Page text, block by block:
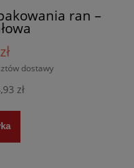
ran –
dostawy
zł